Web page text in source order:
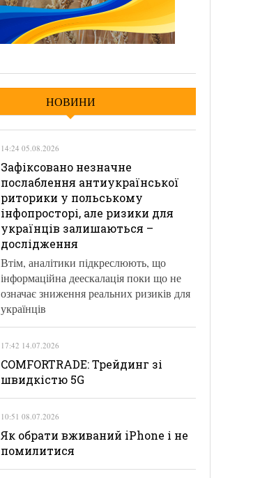
НОВИНИ
14:24 05.08.2026
Зафіксовано незначне
послаблення антиукраїнської
риторики у польському
інфопросторі, але ризики для
українців залишаються –
дослідження
Втім, аналітики підкреслюють, що
інформаційна деескалація поки що не
означає зниження реальних ризиків для
українців
17:42 14.07.2026
COMFORTRADE: Трейдинг зі
швидкістю 5G
10:51 08.07.2026
Як обрати вживаний iPhone і не
помилитися